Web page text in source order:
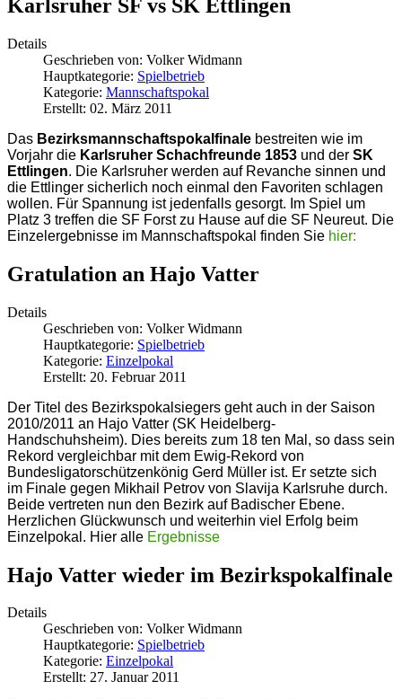
Karlsruher SF vs SK Ettlingen
Details
Geschrieben von: Volker Widmann
Hauptkategorie: Spielbetrieb
Kategorie: Mannschaftspokal
Erstellt: 02. März 2011
Das Bezirksmannschaftspokalfinale bestreiten wie im
Vorjahr die Karlsruher Schachfreunde 1853 und der SK
Ettlingen. Die Karlsruher werden auf Revanche sinnen und
die Ettlinger sicherlich noch einmal den Favoriten schlagen
wollen. Für Spannung ist jedenfalls gesorgt. Im Spiel um
Platz 3 treffen die SF Forst zu Hause auf die SF Neureut. Die
Einzelergebnisse im Mannschaftspokal finden Sie hier:
Gratulation an Hajo Vatter
Details
Geschrieben von: Volker Widmann
Hauptkategorie: Spielbetrieb
Kategorie: Einzelpokal
Erstellt: 20. Februar 2011
Der Titel des Bezirkspokalsiegers geht auch in der Saison
2010/2011 an Hajo Vatter (SK Heidelberg-
Handschuhsheim). Dies bereits zum 18 ten Mal, so dass sein
Rekord vergleichbar mit dem Ewig-Rekord von
Bundesligatorschützenkönig Gerd Müller ist. Er setzte sich
im Finale gegen Mikhail Petrov von Slavija Karlsruhe durch.
Beide vertreten nun den Bezirk auf Badischer Ebene.
Herzlichen Glückwunsch und weiterhin viel Erfolg beim
Einzelpokal. Hier alle Ergebnisse
Hajo Vatter wieder im Bezirkspokalfinale
Details
Geschrieben von: Volker Widmann
Hauptkategorie: Spielbetrieb
Kategorie: Einzelpokal
Erstellt: 27. Januar 2011